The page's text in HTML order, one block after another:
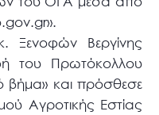
Βεργίνης
του Πρωτόκολλου
βήμα» και πρόσθεσε
Αγροτικής Εστίας